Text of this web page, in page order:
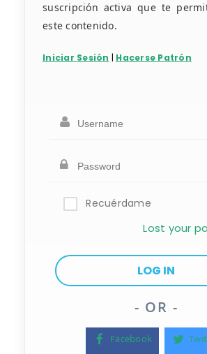
suscripción activa que te
este contenido.
Iniciar Sesión | Hacerse Patrón
Recuérdame
Lost your
- OR -
Facebook